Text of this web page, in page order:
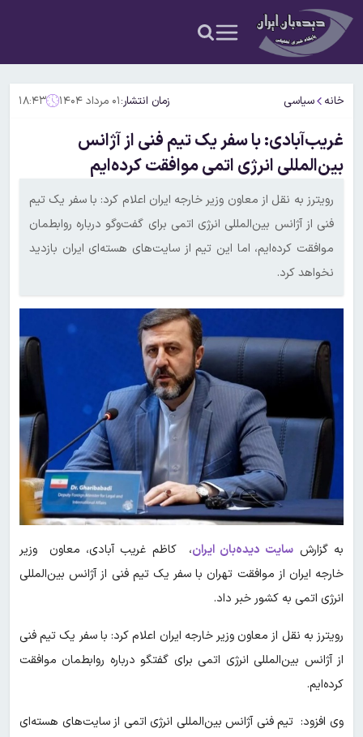
خانه سیاسی زمان انتشار:۰۱ مرداد ۱۴۰۴ ۱۸:۴۳
غریب‌آبادی: با سفر یک تیم فنی از آژانس
بین‌المللی انرژی اتمی موافقت کرده‌ایم
رویترز به نقل از معاون وزیر خارجه ایران اعلام کرد: با سفر یک تیم
فنی از آژانس بین‌المللی انرژی اتمی برای گفت‌و‌گو درباره روابطمان
موافقت کرده‌ایم، اما این تیم از سایت‌های هسته‌ای ایران بازدید
نخواهد کرد.
به گزارش سایت دیده‌بان ایران، کاظم غریب آبادی، معاون وزیر
خارجه ایران از موافقت تهران با سفر یک تیم فنی از آژانس بین‌المللی
انرژی اتمی به کشور خبر داد.
رویترز به نقل از معاون وزیر خارجه ایران اعلام کرد: با سفر یک تیم فنی
از آژانس بین‌المللی انرژی اتمی برای گفتگو درباره روابطمان موافقت
کرده‌ایم.
وی افزود: تیم فنی آژانس بین‌المللی انرژی اتمی از سایت‌های هسته‌ای